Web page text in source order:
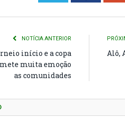
NOTÍCIA ANTERIOR
início e a copa
muita emoção
as comunidades
Alô,